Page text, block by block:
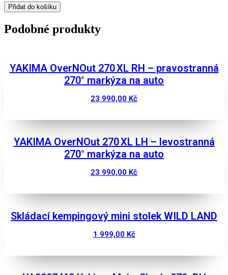
WILD
LAND
MD
-
množství
Přidat do košíku
Podobné produkty
YAKIMA OverNOut 270 XL RH – pravostranná
270° markýza na auto
23 990,00 Kč
YAKIMA OverNOut 270 XL LH – levostranná
270° markýza na auto
23 990,00 Kč
Skládací kempingový mini stolek WILD LAND
1 999,00 Kč